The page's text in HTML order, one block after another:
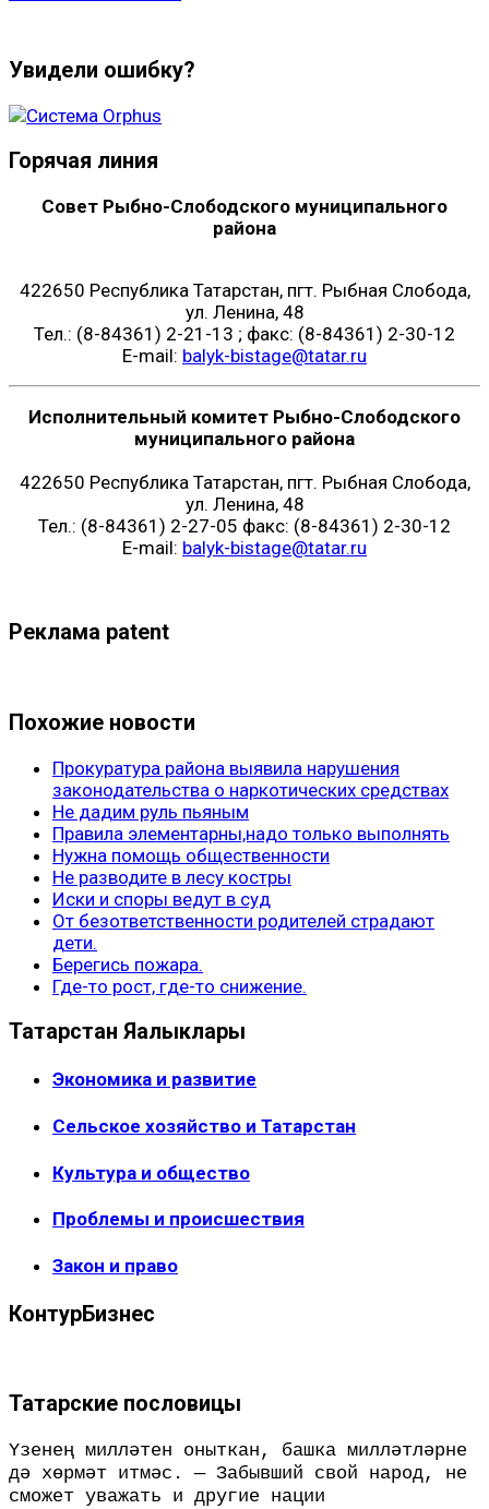
Увидели ошибку?
Горячая линия
Совет Рыбно-Слободского муниципального
района
422650 Республика Татарстан, пгт. Рыбная Слобода,
ул. Ленина, 48
Тел.: (8-84361) 2-21-13 ; факс: (8-84361) 2-30-12
E-mail: balyk-bistage@tatar.ru
Исполнительный комитет Рыбно-Слободского
муниципального района
422650 Республика Татарстан, пгт. Рыбная Слобода,
ул. Ленина, 48
Тел.: (8-84361) 2-27-05 факс: (8-84361) 2-30-12
E-mail: balyk-bistage@tatar.ru
Реклама patent
Похожие новости
Прокуратура района выявила нарушения
законодательства о наркотических средствах
Не дадим руль пьяным
Правила элементарны,надо только выполнять
Нужна помощь общественности
Не разводите в лесу костры
Иски и споры ведут в суд
От безответственности родителей страдают
дети.
Берегись пожара.
Где-то рост, где-то снижение.
Татарстан Яңалыклары
Экономика и развитие
Сельское хозяйство и Татарстан
Культура и общество
Проблемы и происшествия
Закон и право
КонтурБизнес
Татарские пословицы
Үзенең милләтен оныткан, башка милләтләрне
дә хөрмәт итмәс. — Забывший свой народ, не
сможет уважать и другие нации